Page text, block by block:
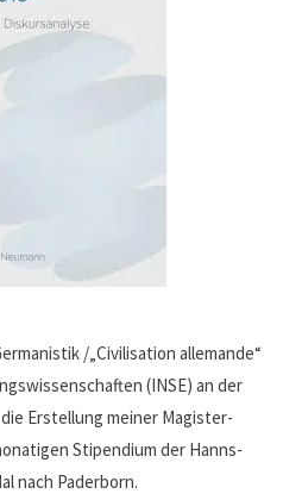
/„Civilisation allemande“
(INSE) an der
Erstellung meiner Magister-
Stipendium der Hanns-
nach Paderborn.